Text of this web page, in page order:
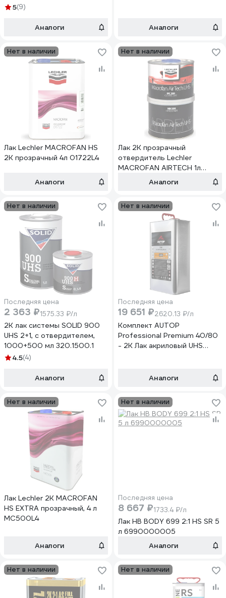
677EC-7500S
5(9)
Аналоги Аналоги
Нет в наличии
Лак Lechler MACROFAN HS
2К прозрачный 4л 01722L4
Аналоги
Нет в наличии
Лак 2К прозрачный
отвердитель Lechler
MACROFAN AIRTECH 1л
Аналоги
Нет в наличии
Последняя цена
2 363 ₽1575.33 ₽/л
2K лак системы SOLID 900
UHS 2+1, с отвердителем,
1000+500 мл 320.1500.1
4.5(4)
Аналоги
Нет в наличии
Последняя цена
19 651 ₽2620.13 ₽/л
Комплект AUTOP
Professional Premium 40/80
- 2K Лак акриловый UHS
5.0л+2.5л ATP-CR40/80-5-C
Аналоги
Нет в наличии
Лак Lechler 2К MACROFAN
HS EXTRA прозрачный, 4 л
MC500L4
Аналоги
Нет в наличии
Последняя цена
8 667 ₽1733.4 ₽/л
Лак HB BODY 699 2:1 HS SR 5
л 6990000005
Аналоги
Нет в наличии Нет в наличии